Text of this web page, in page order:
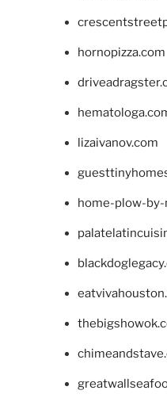
hornopizza.com
lizaivanov.com
home-plow-by-